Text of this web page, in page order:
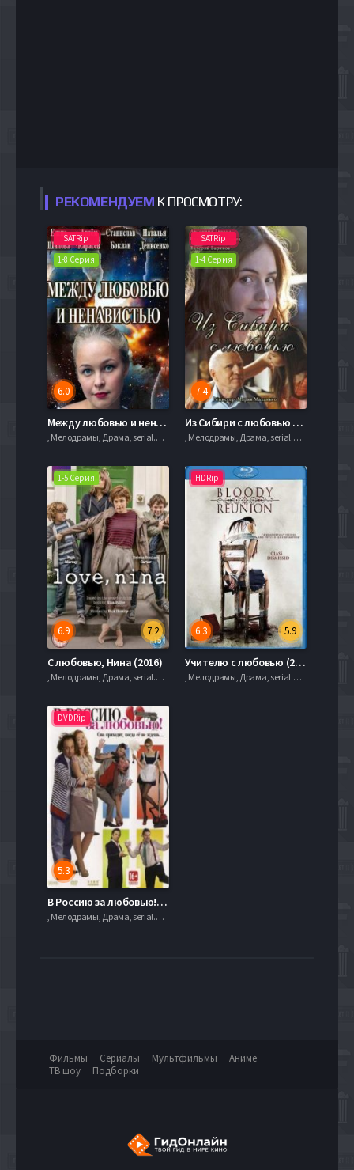
РЕКОМЕНДУЕМ К ПРОСМОТРУ:
SATRip
1-8 Серия
6.0
Между любовью и ненавистью (2016)
, Мелодрамы, Драма, serial.mob
SATRip
1-4 Серия
7.4
Из Сибири с любовью (2016)
, Мелодрамы, Драма, serial.mob
1-5 Серия
7.2
6.9
C любовью, Нина (2016)
, Мелодрамы, Драма, serial.mob
HDRip
5.9
6.3
Учителю с любовью (2006)
, Мелодрамы, Драма, serial.mob
DVDRip
5.3
В Россию за любовью! (2012)
, Мелодрамы, Драма, serial.mob
Фильмы Сериалы Мультфильмы
Аниме
ТВ шоу
Подборки